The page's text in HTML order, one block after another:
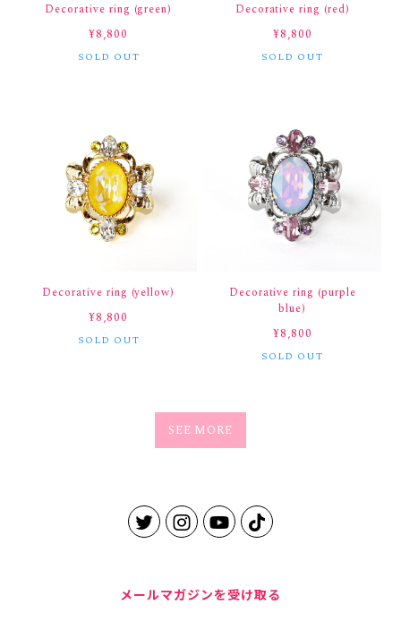
Decorative ring (green)
¥8,800
SOLD OUT
Decorative ring (red)
¥8,800
SOLD OUT
Decorative ring (yellow)
¥8,800
SOLD OUT
Decorative ring (purple
blue)
¥8,800
SOLD OUT
SEE MORE
メールマガジンを受け取る